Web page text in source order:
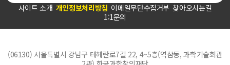
사이트 소개 개인정보처리방침 이메일무단수집거부 찾아오시는길
1:1문의
(06130) 서울특별시 강남구 테헤란로7길 22, 4~5층(역삼동, 과학기술회관